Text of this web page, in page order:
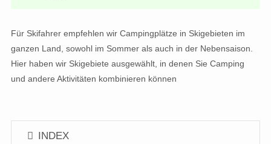
Für Skifahrer empfehlen wir Campingplätze in Skigebieten im
ganzen Land, sowohl im Sommer als auch in der Nebensaison.
Hier haben wir Skigebiete ausgewählt, in denen Sie Camping
und andere Aktivitäten kombinieren können
INDEX